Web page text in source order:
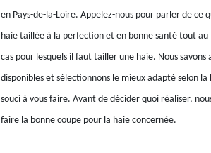
en Pays-de-la-Loire. Appelez-nous pour parler de
haie taillée à la perfection et en bonne santé tout au
cas pour lesquels il faut tailler une haie. Nous
disponibles et sélectionnons le mieux adapté selon la
souci à vous faire. Avant de décider quoi réaliser,
faire la bonne coupe pour la haie concernée.